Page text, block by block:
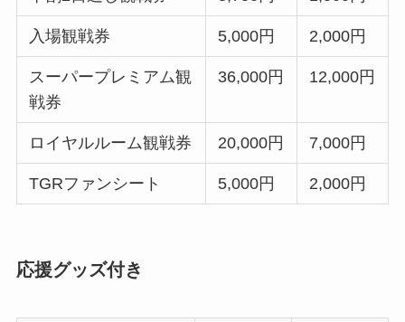
入場観戦券 5,000円 2,000円
スーパープレミアム観
戦券
36,000円 12,000円
ロイヤルルーム観戦券 20,000円 7,000円
TGRファンシート 5,000円 2,000円
応援グッズ付き